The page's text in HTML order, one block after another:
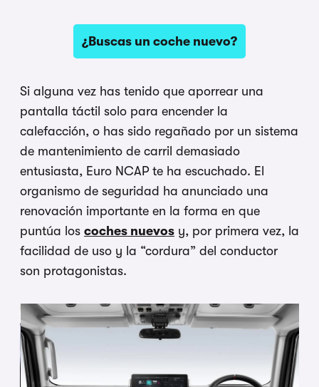
¿Buscas un coche nuevo?
Si alguna vez has tenido que aporrear una
pantalla táctil solo para encender la
calefacción, o has sido regañado por un sistema
de mantenimiento de carril demasiado
entusiasta, Euro NCAP te ha escuchado. El
organismo de seguridad ha anunciado una
renovación importante en la forma en que
puntúa los coches nuevos y, por primera vez, la
facilidad de uso y la “cordura” del conductor
son protagonistas.